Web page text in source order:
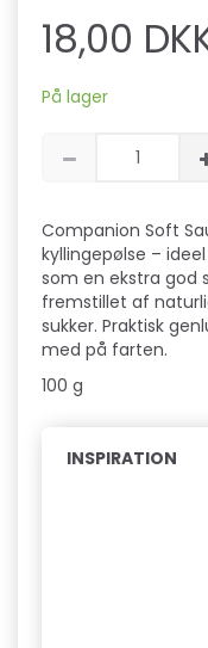
18,00
På lager
Companion Soft
kyllingepølse –
som en ekstra god
fremstillet af
sukker. Praktisk
med på farten.
100 g
INSPIRATION